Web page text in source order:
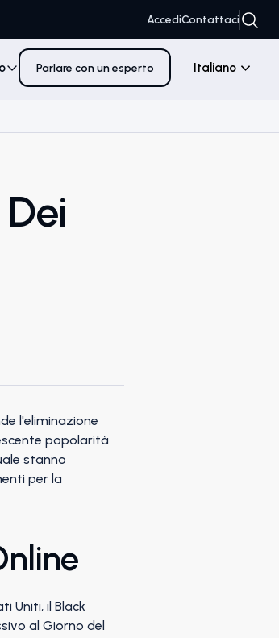
AccediContattaci
Parlare con un esperto Italiano
l'eliminazione
popolarità
stanno
per la
Uniti, il Black
al Giorno del